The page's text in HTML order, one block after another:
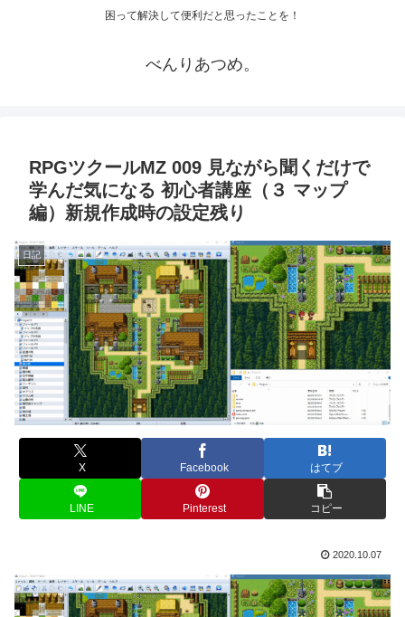
困って解決して便利だと思ったことを！
べんりあつめ。
RPGツクールMZ 009 見ながら聞くだけで
学んだ気になる 初心者講座（３ マップ
編）新規作成時の設定残り
日記
X Facebook はてブ
LINE Pinterest コピー
2020.10.07